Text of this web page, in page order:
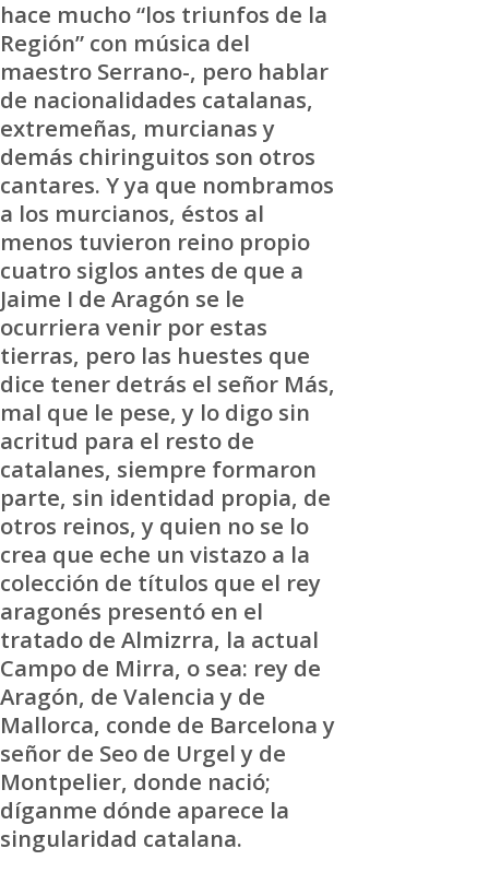
hace mucho “los triunfos de la
Región” con música del
maestro Serrano-, pero hablar
de nacionalidades catalanas,
extremeñas, murcianas y
demás chiringuitos son otros
cantares. Y ya que nombramos
a los murcianos, éstos al
menos tuvieron reino propio
cuatro siglos antes de que a
Jaime I de Aragón se le
ocurriera venir por estas
tierras, pero las huestes que
dice tener detrás el señor Más,
mal que le pese, y lo digo sin
acritud para el resto de
catalanes, siempre formaron
parte, sin identidad propia, de
otros reinos, y quien no se lo
crea que eche un vistazo a la
colección de títulos que el rey
aragonés presentó en el
tratado de Almizrra, la actual
Campo de Mirra, o sea: rey de
Aragón, de Valencia y de
Mallorca, conde de Barcelona y
señor de Seo de Urgel y de
Montpelier, donde nació;
díganme dónde aparece la
singularidad catalana.